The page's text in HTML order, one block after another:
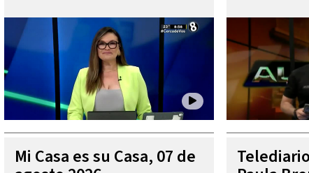
Mi Casa es su Casa, 07 de